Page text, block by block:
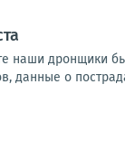
наши дронщики
данные о